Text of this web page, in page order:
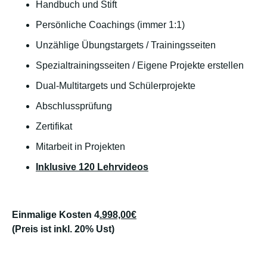
Handbuch und Stift
Persönliche Coachings (immer 1:1)
Unzählige Übungstargets / Trainingsseiten
Spezialtrainingsseiten / Eigene Projekte erstellen
Dual-Multitargets und Schülerprojekte
Abschlussprüfung
Zertifikat
Mitarbeit in Projekten
Inklusive 120 Lehrvideos
Einmalige Kosten 4.998,00€
(Preis ist inkl. 20% Ust)